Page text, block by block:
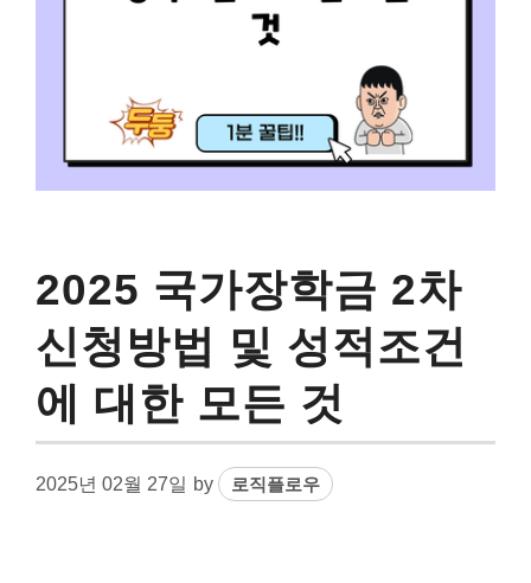
2025 국가장학금 2차
신청방법 및 성적조건
에 대한 모든 것
2025년 02월 27일 by 로직플로우